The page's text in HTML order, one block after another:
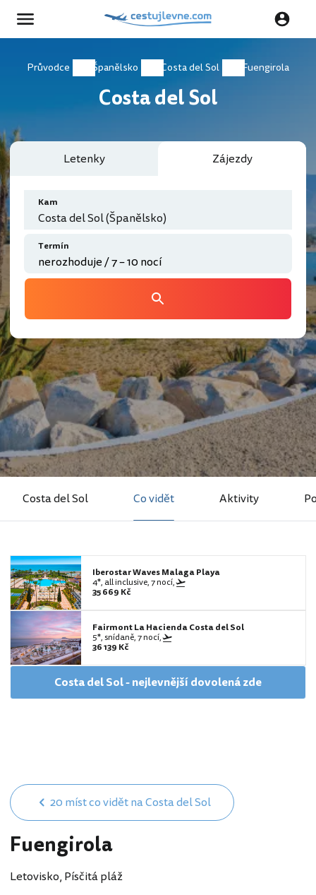
Průvodce Španělsko Costa del Sol Fuengirola
Costa del Sol
Letenky Zájezdy
Kam
Costa del Sol (Španělsko)
Termín
Costa del Sol Co vidět Aktivity
Iberostar Waves Malaga Playa
4*, all inclusive, 7 nocí,
35 669 Kč
Fairmont La Hacienda Costa del Sol
5*, snídaně, 7 nocí,
36 139 Kč
Costa del Sol - nejlevnější dovolená zde
20 míst co vidět na Costa del Sol
Fuengirola
Letovisko, Písčitá pláž